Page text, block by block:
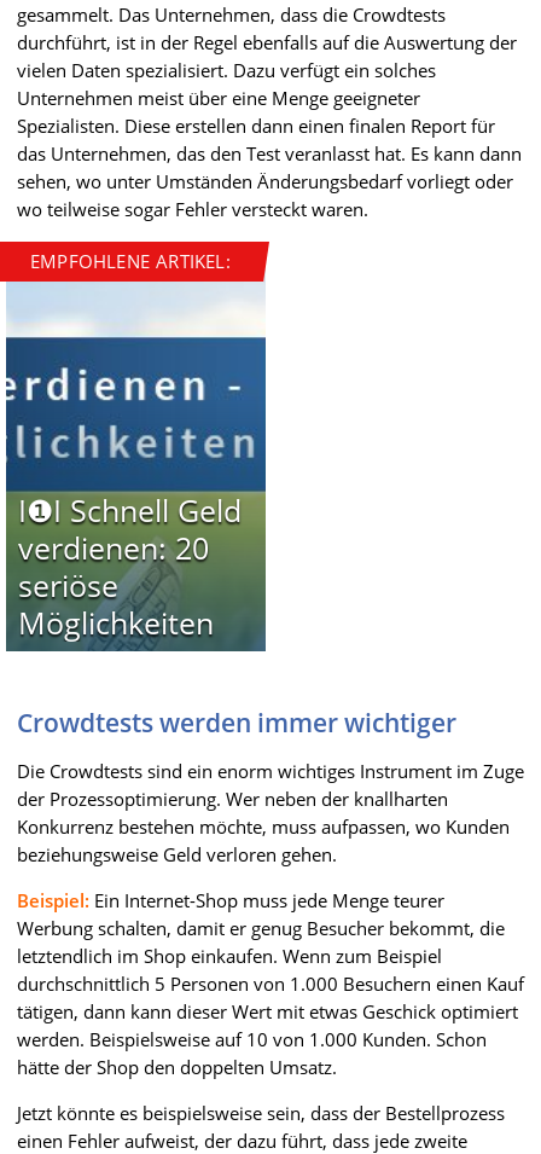
gesammelt. Das Unternehmen, dass die Crowdtests
durchführt, ist in der Regel ebenfalls auf die Auswertung der
vielen Daten spezialisiert. Dazu verfügt ein solches
Unternehmen meist über eine Menge geeigneter
Spezialisten. Diese erstellen dann einen finalen Report für
das Unternehmen, das den Test veranlasst hat. Es kann dann
sehen, wo unter Umständen Änderungsbedarf vorliegt oder
wo teilweise sogar Fehler versteckt waren.
EMPFOHLENE ARTIKEL:
I❶I Schnell Geld
verdienen: 20
seriöse
Möglichkeiten
Crowdtests werden immer wichtiger
Die Crowdtests sind ein enorm wichtiges Instrument im Zuge
der Prozessoptimierung. Wer neben der knallharten
Konkurrenz bestehen möchte, muss aufpassen, wo Kunden
beziehungsweise Geld verloren gehen.
Beispiel: Ein Internet-Shop muss jede Menge teurer
Werbung schalten, damit er genug Besucher bekommt, die
letztendlich im Shop einkaufen. Wenn zum Beispiel
durchschnittlich 5 Personen von 1.000 Besuchern einen Kauf
tätigen, dann kann dieser Wert mit etwas Geschick optimiert
werden. Beispielsweise auf 10 von 1.000 Kunden. Schon
hätte der Shop den doppelten Umsatz.
Jetzt könnte es beispielsweise sein, dass der Bestellprozess
einen Fehler aufweist, der dazu führt, dass jede zweite